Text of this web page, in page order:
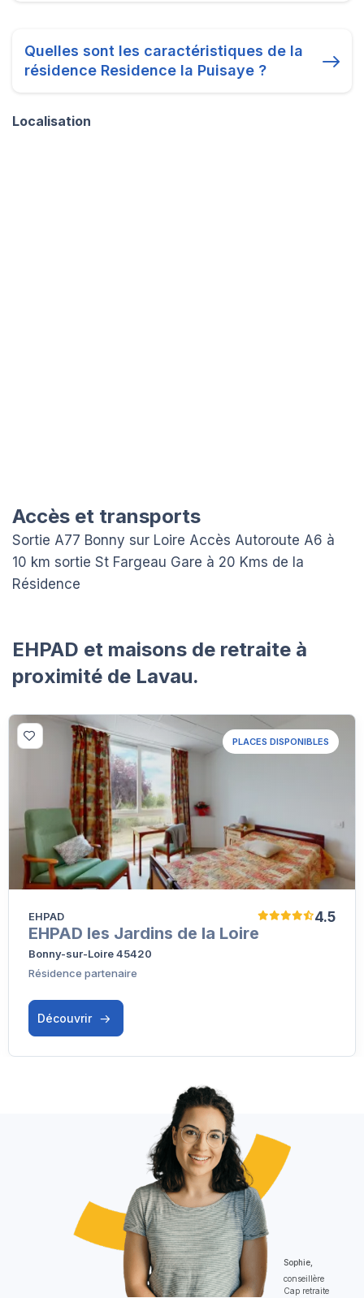
Quelles sont les caractéristiques de la
résidence Residence la Puisaye ?
Localisation
Accès et transports
Sortie A77 Bonny sur Loire Accès Autoroute A6 à
10 km sortie St Fargeau Gare à 20 Kms de la
Résidence
EHPAD et maisons de retraite à
proximité de Lavau.
PLACES DISPONIBLES
4.5
EHPAD
EHPAD les Jardins de la Loire
Bonny-sur-Loire 45420
Résidence partenaire
Découvrir
Sophie,
conseillère
Cap retraite